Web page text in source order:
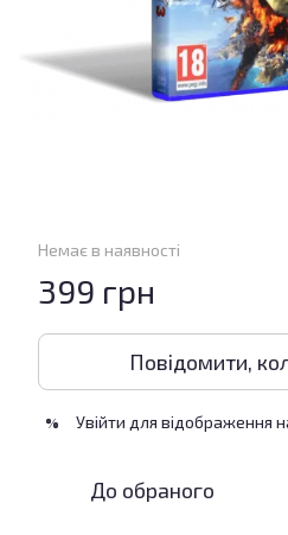
Немає в наявності
399 грн
Повідомити,
% Увійти для відображення
До обраного